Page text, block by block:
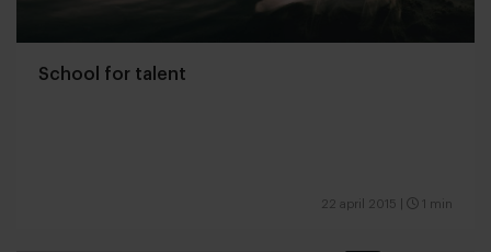
School for talent
22 april 2015 1 min